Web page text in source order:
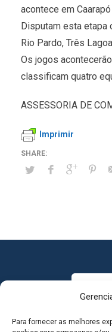
Para fornecer as melhores
acontece em
Disputam esta etapa
Rio Pardo, Três
Os jogos
classificam quatro
ASSESSORIA DE
Imprimir